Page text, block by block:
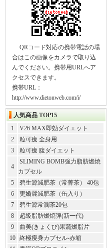
QRコード対応の携帯電話の場
合はこの画像をカメラで取り込
んでください。携帯用URLへア
クセスできます。
携帯URL：
http://www.dietonweb.com/i/
人気商品 TOP15
1
V26 MAX即効ダイエット
2
粒可痩 全身用
3
粒可痩 腹ダイエット
4
SLIMING BOMB強力脂肪燃焼
カプセル
5
碧生源減肥茶（常菁茶） 40包
6
更嬌麗減肥茶（缶入り）
7
碧生源常潤茶20包
8
超級脂肪燃焼弾(新一代)
9
曲美(きょくび)果蔬燃脂片
10
終極痩身カプセル-赤箱